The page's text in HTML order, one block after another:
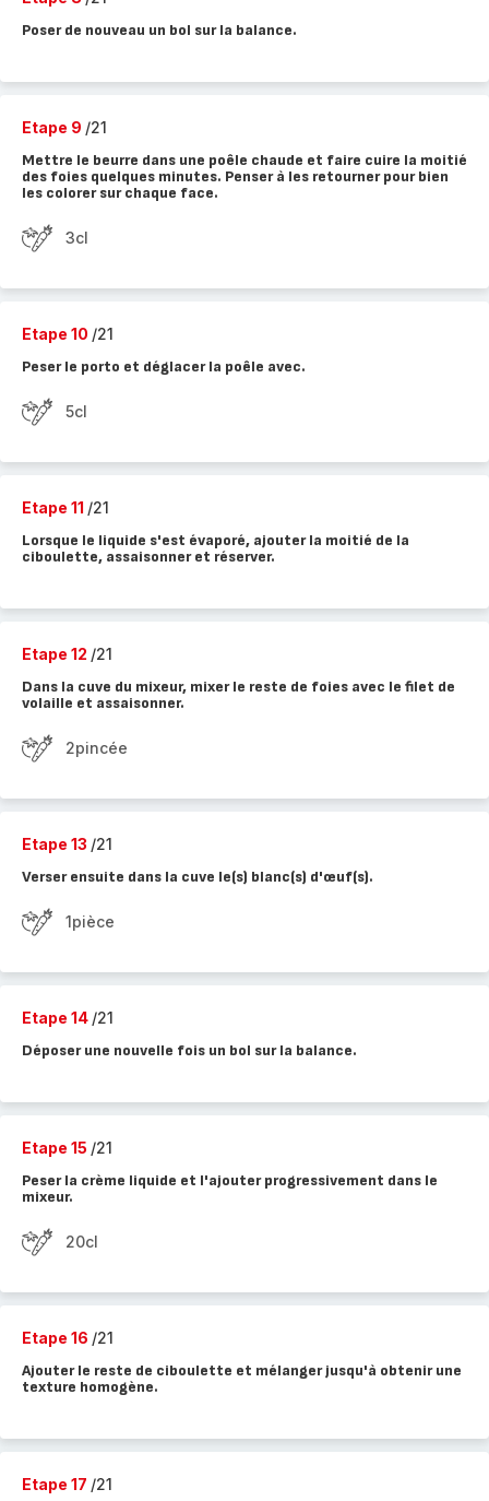
Poser de nouveau un bol sur la balance.
Etape 9 /21
Mettre le beurre dans une poêle chaude et faire cuire la moitié
des foies quelques minutes. Penser à les retourner pour bien
les colorer sur chaque face.
3cl
Etape 10 /21
Peser le porto et déglacer la poêle avec.
5cl
Etape 11 /21
Lorsque le liquide s'est évaporé, ajouter la moitié de la
ciboulette, assaisonner et réserver.
Etape 12 /21
Dans la cuve du mixeur, mixer le reste de foies avec le filet de
volaille et assaisonner.
2pincée
Etape 13 /21
Verser ensuite dans la cuve le(s) blanc(s) d'œuf(s).
1pièce
Etape 14 /21
Déposer une nouvelle fois un bol sur la balance.
Etape 15 /21
Peser la crème liquide et l'ajouter progressivement dans le
mixeur.
20cl
Etape 16 /21
Ajouter le reste de ciboulette et mélanger jusqu'à obtenir une
texture homogène.
Etape 17 /21